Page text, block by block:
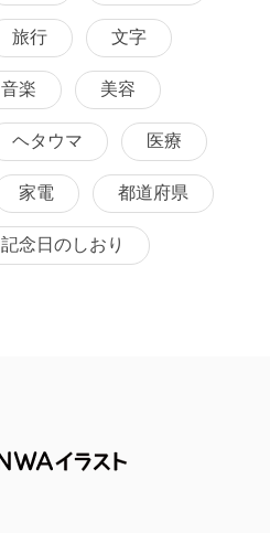
旅行 文字
音楽 美容
ヘタウマ 医療
家電 都道府県
記念日のしおり